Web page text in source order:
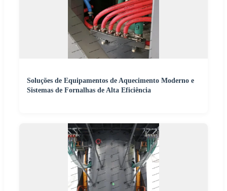
Soluções de Equipamentos de Aquecimento Moderno e
Sistemas de Fornalhas de Alta Eficiência